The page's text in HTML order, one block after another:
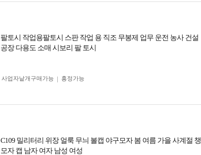
팔토시 작업용팔토시 스판 작업 용 직조 무봉제 업무 운전 농사 건설
공장 다용도 소매 시보리 팔 토시
사업자 낱개구매가능 흥정가능
C109 밀리터리 위장 얼룩 무늬 볼캡 야구모자 봄 여름 가을 사계절 챙
모자 캡 남자 여자 남성 여성